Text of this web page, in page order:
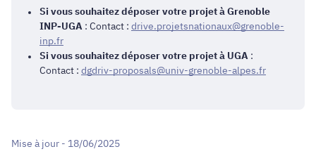
Si vous souhaitez déposer votre projet à Grenoble
INP-UGA : Contact : drive.projetsnationaux@grenoble-
inp.fr
Si vous souhaitez déposer votre projet à UGA :
Contact : dgdriv-proposals@univ-grenoble-alpes.fr
Mise à jour - 18/06/2025